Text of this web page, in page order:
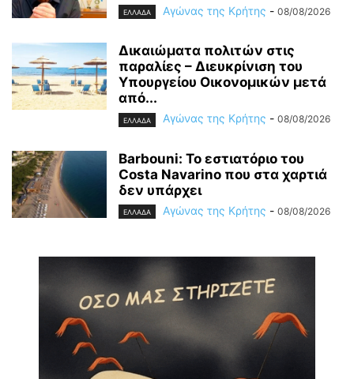
ΕΛΛΑΔΑ Αγώνας της Κρήτης - 08/08/2026
Δικαιώματα πολιτών στις
παραλίες – Διευκρίνιση του
Υπουργείου Οικονομικών μετά
από...
ΕΛΛΑΔΑ Αγώνας της Κρήτης - 08/08/2026
Barbouni: Το εστιατόριο του
Costa Navarino που στα χαρτιά
δεν υπάρχει
ΕΛΛΑΔΑ Αγώνας της Κρήτης - 08/08/2026